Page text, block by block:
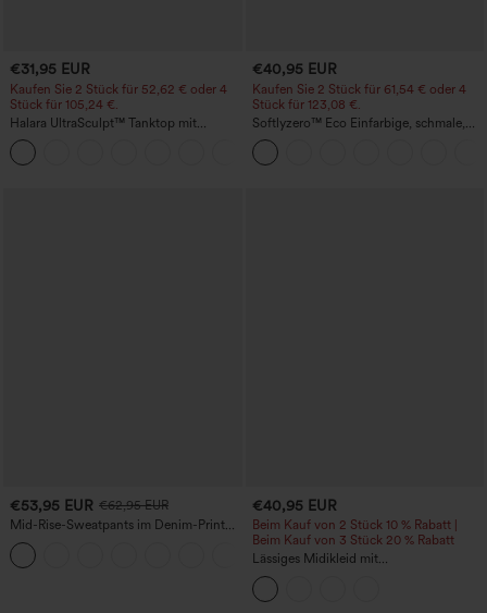
€31,95 EUR
Kaufen Sie 2 Stück für 52,62 € oder 4
Stück für 105,24 €.
Halara UltraSculpt™ Tanktop mit
Rundhalsausschnitt und
geschwungenem Saum
€40,95 EUR
Kaufen Sie 2 Stück für 61,54 € oder 4
Stück für 123,08 €.
Softlyzero™ Eco Einfarbige, schmale,
hoch taillierte Wanderhose mit
mehreren Taschen
€53,95 EUR €62,95 EUR
Mid-Rise-Sweatpants im Denim-Print
aus French Terry, lässig, mit Taschen
€40,95 EUR
Beim Kauf von 2 Stück 10 % Rabatt |
Beim Kauf von 3 Stück 20 % Rabatt
Lässiges Midikleid mit
Rundhalsausschnitt, integriertem BH,
ärmellos und Rüschensaum